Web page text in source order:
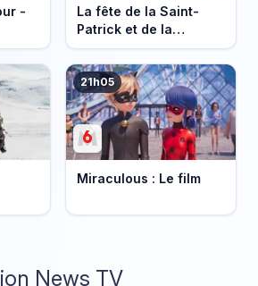
-
La fête de la Saint-
Patrick et de la
Bretagne
21h05
Miraculous : Le film
News TV